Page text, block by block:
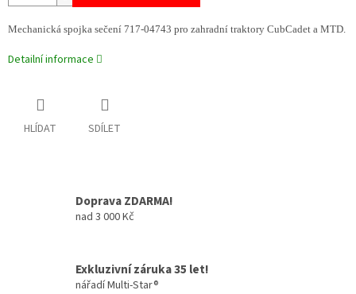
Mechanická spojka sečení 717-04743 pro zahradní traktory CubCadet a MTD.
Detailní informace
HLÍDAT SDÍLET
Doprava ZDARMA!
nad 3 000 Kč
Exkluzivní záruka 35 let!
nářadí Multi-Star®